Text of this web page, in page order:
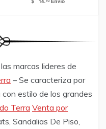
marcas lideres de
– Se caracteriza por
estilo de los grandes
Terra Venta por
Sandalias De Piso,